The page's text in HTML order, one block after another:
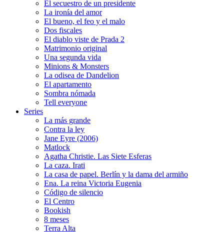
El secuestro de un presidente
La ironía del amor
El bueno, el feo y el malo
Dos fiscales
El diablo viste de Prada 2
Matrimonio original
Una segunda vida
Minions & Monsters
La odisea de Dandelion
El apartamento
Sombra nómada
Tell everyone
Series
La más grande
Contra la ley
Jane Eyre (2006)
Matlock
Agatha Christie. Las Siete Esferas
La caza. Irati
La casa de papel. Berlín y la dama del armiño
Ena. La reina Victoria Eugenia
Código de silencio
El Centro
Bookish
8 meses
Terra Alta